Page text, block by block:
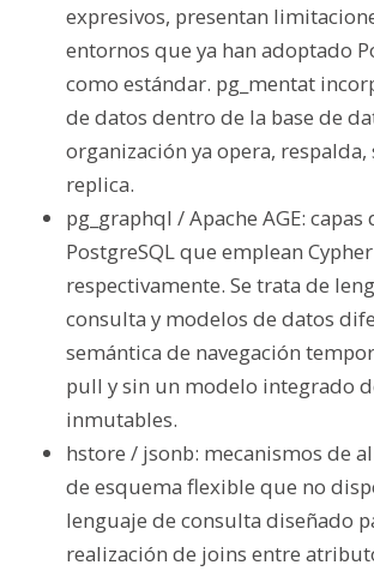
expresivos, presentan
entornos que ya han adoptado
como estándar. pg_mentat
de datos dentro de la base de
organización ya opera, respalda,
replica.
pg_graphql / Apache AGE:
PostgreSQL que emplean
respectivamente. Se trata de
consulta y modelos de datos
semántica de navegación
pull y sin un modelo integrado
inmutables.
hstore / jsonb: mecanismos de
de esquema flexible que no
lenguaje de consulta diseñado
realización de joins entre